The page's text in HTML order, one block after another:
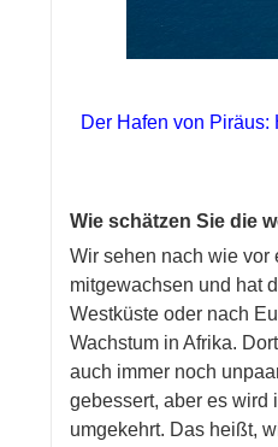
Der Hafen von
Wie schätzen Sie die
Wir sehen nach wie vor
mitgewachsen und hat
Westküste oder nach
Wachstum in Afrika.
auch immer noch
gebessert, aber es wird
umgekehrt. Das heißt,